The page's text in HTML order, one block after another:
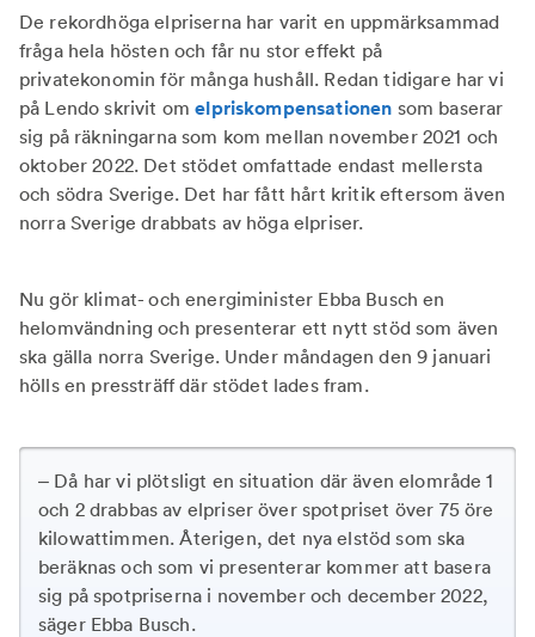
De rekordhöga elpriserna har varit en uppmärksammad
fråga hela hösten och får nu stor effekt på
privatekonomin för många hushåll. Redan tidigare har vi
på Lendo skrivit omelpriskompensationen som baserar
sig på räkningarna som kom mellan november 2021 och
oktober 2022. Det stödet omfattade endast mellersta
och södra Sverige. Det har fått hårt kritik eftersom även
norra Sverige drabbats av höga elpriser.
Nu gör klimat- och energiminister Ebba Busch en
helomvändning och presenterar ett nytt stöd som även
ska gälla norra Sverige. Under måndagen den 9 januari
hölls en pressträff där stödet lades fram.
– Då har vi plötsligt en situation där även elområde 1
och 2 drabbas av elpriser över spotpriset över 75 öre
kilowattimmen. Återigen, det nya elstöd som ska
beräknas och som vi presenterar kommer att basera
sig på spotpriserna i november och december 2022,
säger Ebba Busch.